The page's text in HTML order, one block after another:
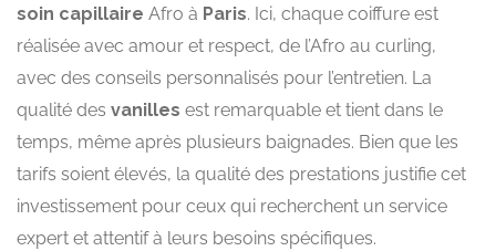
soin capillaire Afro à Paris. Ici, chaque coiffure est
réalisée avec amour et respect, de l’Afro au curling,
avec des conseils personnalisés pour l’entretien. La
qualité des vanilles est remarquable et tient dans le
temps, même après plusieurs baignades. Bien que les
tarifs soient élevés, la qualité des prestations justifie cet
investissement pour ceux qui recherchent un service
expert et attentif à leurs besoins spécifiques.